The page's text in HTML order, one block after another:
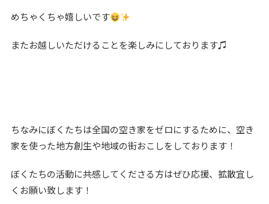
めちゃくちゃ嬉しいです
またお越しいただけることを楽しみにしております♫
ちなみにぼくたちは全国の空き家をゼロにするために、空き
家を使った地方創生や地域の街おこしをしております！
ぼくたちの活動に共感してくださる方はぜひ応援、拡散宜し
くお願い致します！